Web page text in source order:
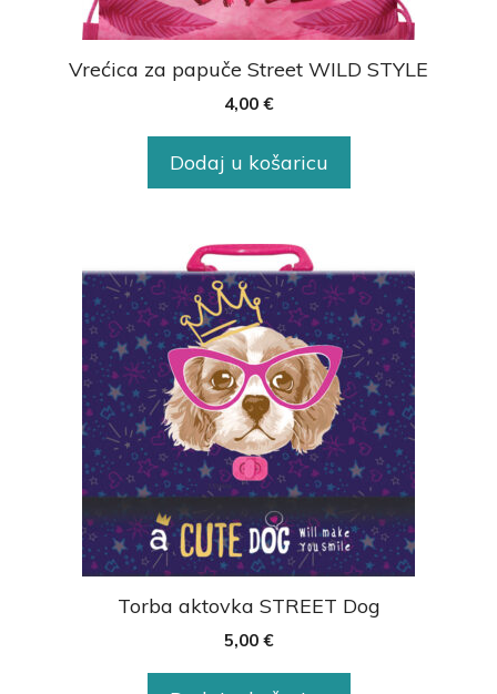
Vrećica za papuče Street WILD STYLE
4,00 €
Dodaj u košaricu
Torba aktovka STREET Dog
5,00 €